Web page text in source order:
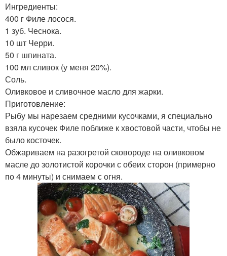
Ингредиенты:
400 г Филе лосося.
1 зуб. Чеснока.
10 шт Черри.
50 г шпината.
100 мл сливок (у меня 20%).
Соль.
Оливковое и сливочное масло для жарки.
Приготовление:
Рыбу мы нарезаем средними кусочками, я специально
взяла кусочек Филе поближе к хвостовой части, чтобы не
было косточек.
Обжариваем на разогретой сковороде на оливковом
масле до золотистой корочки с обеих сторон (примерно
по 4 минуты) и снимаем с огня.